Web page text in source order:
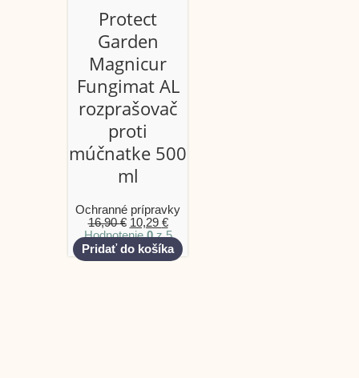
Protect
Garden
Magnicur
Fungimat AL
rozprašovač
proti
múčnatke 500
ml
Ochranné prípravky
16,90€ 10,29 €
Hodnotenie0z 5
Pridať do košíka